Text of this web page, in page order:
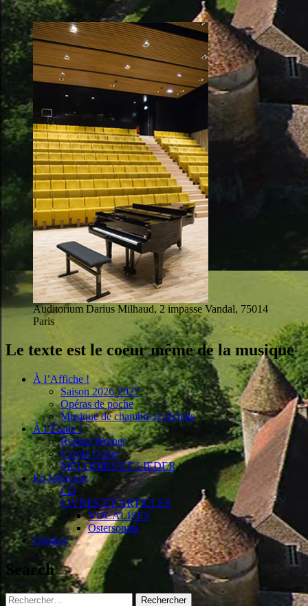
Auditorium Darius Milhaud, 2 impasse Vandal, 75014
Paris
Le texte est le coeur même de la musique
À l’Affiche !
Saison 2026-2027
Opéras de poche
Musique de chambre et récitals
À l’Étude !
Regina Werner
Carola Guber
MÉLODIES ET LIEDER
En Mémoire
CD
LIVRES ET ARTICLES
VOCALISES
Ostersonate
Contact
Search
Rechercher :